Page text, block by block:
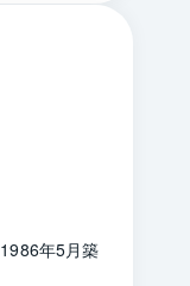
1986年5月築